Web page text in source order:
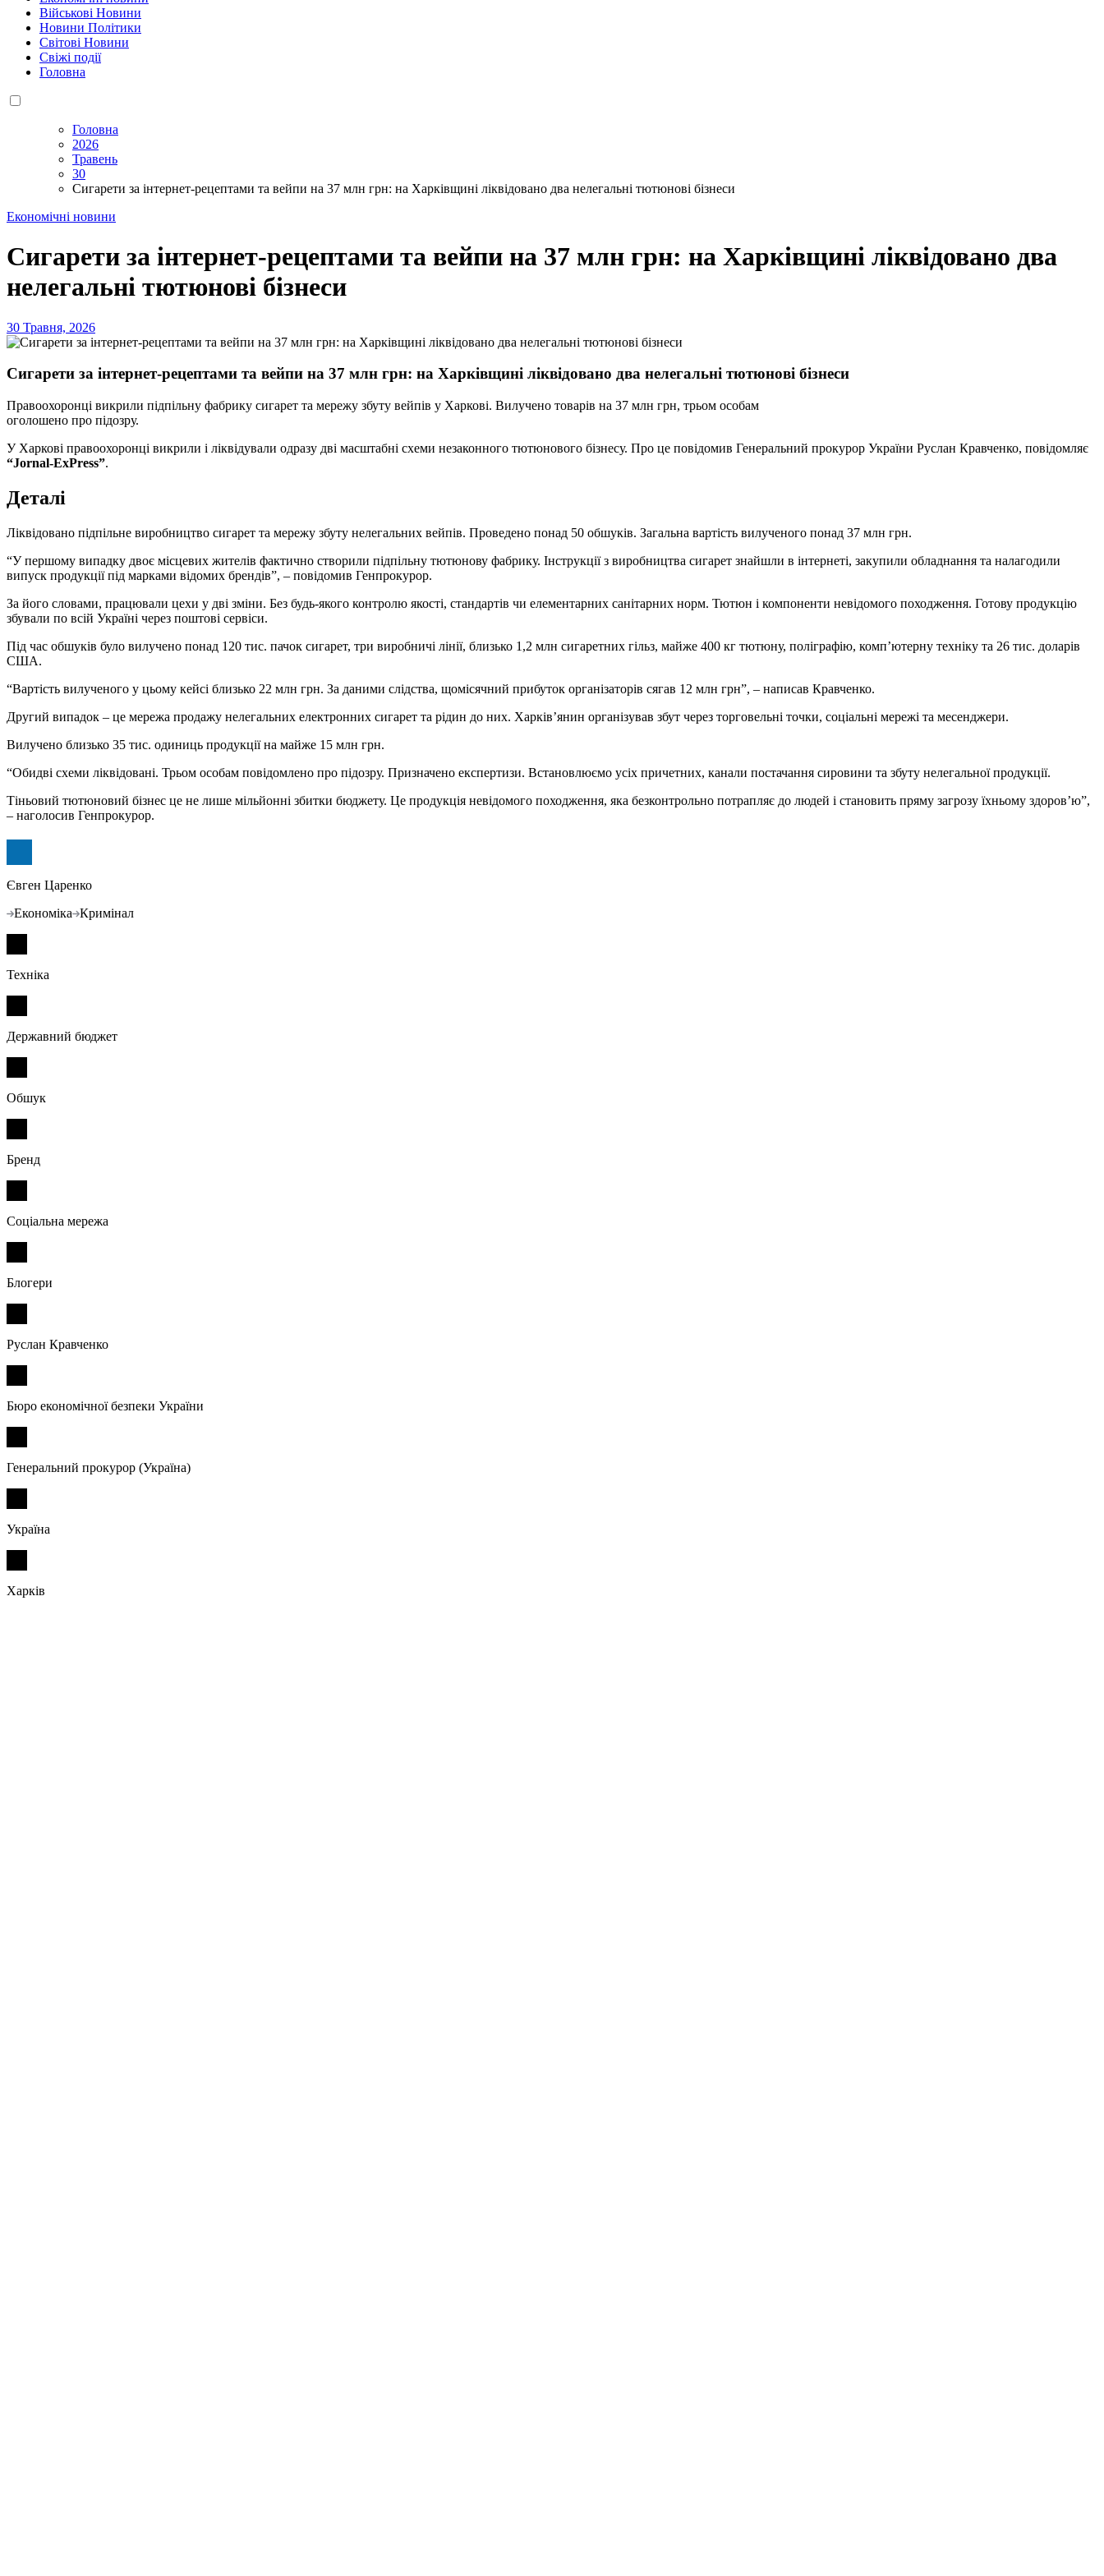
Військові Новини
Новини Політики
Світові Новини
Свіжі події
Головна
Головна
2026
Травень
30
Сигарети за інтернет-рецептами та вейпи на 37 млн грн: на Харківщині ліквідовано два нелегальні тютюнові бізнеси
Економічні новини
Сигарети за інтернет-рецептами та вейпи на 37 млн грн: на Харківщині ліквідовано два
нелегальні тютюнові бізнеси
30 Травня, 2026
Сигарети за інтернет-рецептами та вейпи на 37 млн грн: на Харківщині ліквідовано два нелегальні тютюнові бізнеси
Правоохоронці викрили підпільну фабрику сигарет та мережу збуту вейпів у Харкові. Вилучено товарів на 37 млн грн, трьом особам
оголошено про підозру.
У Харкові правоохоронці викрили і ліквідували одразу дві масштабні схеми незаконного тютюнового бізнесу. Про це повідомив Генеральний прокурор України Руслан Кравченко, повідомляє
“Jornal-ExPress”.
Деталі
Ліквідовано підпільне виробництво сигарет та мережу збуту нелегальних вейпів. Проведено понад 50 обшуків. Загальна вартість вилученого понад 37 млн грн.
“У першому випадку двоє місцевих жителів фактично створили підпільну тютюнову фабрику. Інструкції з виробництва сигарет знайшли в інтернеті, закупили обладнання та налагодили
випуск продукції під марками відомих брендів”, – повідомив Генпрокурор.
За його словами, працювали цехи у дві зміни. Без будь-якого контролю якості, стандартів чи елементарних санітарних норм. Тютюн і компоненти невідомого походження. Готову продукцію
збували по всій Україні через поштові сервіси.
Під час обшуків було вилучено понад 120 тис. пачок сигарет, три виробничі лінії, близько 1,2 млн сигаретних гільз, майже 400 кг тютюну, поліграфію, комп’ютерну техніку та 26 тис. доларів
США.
“Вартість вилученого у цьому кейсі близько 22 млн грн. За даними слідства, щомісячний прибуток організаторів сягав 12 млн грн”, – написав Кравченко.
Другий випадок – це мережа продажу нелегальних електронних сигарет та рідин до них. Харків’янин організував збут через торговельні точки, соціальні мережі та месенджери.
Вилучено близько 35 тис. одиниць продукції на майже 15 млн грн.
“Обидві схеми ліквідовані. Трьом особам повідомлено про підозру. Призначено експертизи. Встановлюємо усіх причетних, канали постачання сировини та збуту нелегальної продукції.
Тіньовий тютюновий бізнес це не лише мільйонні збитки бюджету. Це продукція невідомого походження, яка безконтрольно потрапляє до людей і становить пряму загрозу їхньому здоров’ю”,
– наголосив Генпрокурор.
Євген Царенко
Економіка Кримінал
Техніка
Державний бюджет
Обшук
Бренд
Соціальна мережа
Блогери
Руслан Кравченко
Бюро економічної безпеки України
Генеральний прокурор (Україна)
Україна
Харків